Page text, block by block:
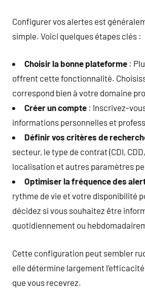
Configurer vos alertes est
simple. Voici quelques étapes clés :
Choisir la bonne plateforme :
offrent cette fonctionnalité.
correspond bien à votre domaine
Créer un compte : Inscrivez-
informations personnelles et
Définir vos critères de
secteur, le type de contrat (CDI,
localisation et autres paramètres
Optimiser la fréquence des
rythme de vie et votre disponibilité
décidez si vous souhaitez être
quotidiennement ou
Cette configuration peut sembler
elle détermine largement
que vous recevrez.